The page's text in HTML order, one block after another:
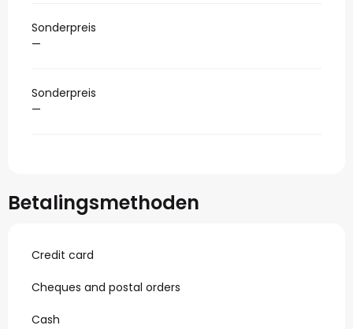
Sonderpreis
—
Sonderpreis
—
Betalingsmethoden
Credit card
Cheques and postal orders
Cash